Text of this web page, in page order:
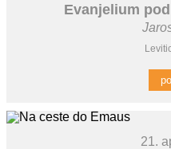
Evanjelium
21.